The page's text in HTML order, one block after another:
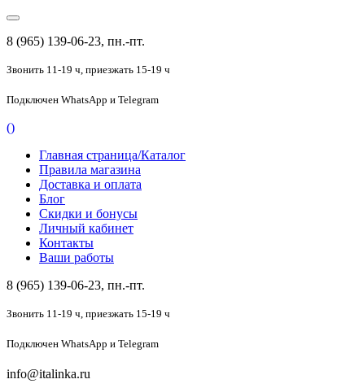
8 (965) 139-06-23, пн.-пт.
Звонить 11-19 ч, приезжать 15-19 ч
Подключен WhatsApp и Telegram
()
Главная страница/Каталог
Правила магазина
Доставка и оплата
Блог
Скидки и бонусы
Личный кабинет
Контакты
Ваши работы
8 (965) 139-06-23, пн.-пт.
Звонить 11-19 ч, приезжать 15-19 ч
Подключен WhatsApp и Telegram
info@italinka.ru